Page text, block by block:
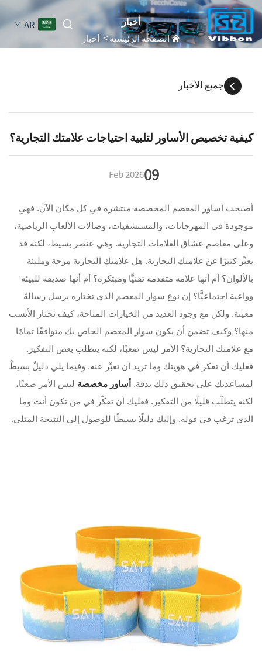
AR أخبار
الصفحة الرئيسية> أخبار
جميع الأخبار
كيفية تخصيص الأساور لتلبية احتياجات علامتك التجارية؟
09
Feb2026
أصبحت أساور المعصم المخصصة منتشرة في كل مكان الآن. فهي
موجودة في المهرجانات، والمستشفيات، وصالات الألعاب الرياضية،
وعلى معاصم عشاق العلامات التجارية. وهي عنصر بسيط، لكنه قد
يعبِّر كثيرًا عن علامتك التجارية. هل علامتك التجارية مرحة ومليئة
بالألوان؟ أم أنها علامة متقدمة تقنيًّا ومبتكرة؟ أم أنها صديقة للبيئة
وواعية اجتماعيًّا؟ إن نوع سوار المعصم الذي تختاره يرسل رسالةً
معينة. ولكن مع وجود العديد من الخيارات المتاحة، كيف تختار الأنسب
منها؟ وكيف تضمن أن يكون سوار المعصم الخاص بك متوافقًا تمامًا
مع علامتك التجارية؟ الأمر ليس صعبًا، لكنه يتطلب بعض التفكير.
فعليك أن تفكر في هويتك وما تريد أن تعبِّر عنه. وفيما يلي دليلٌ بسيطٌ
لمساعدتك على تحقيق ذلك بدقة. أساور مخصصة ليس الأمر صعبًا،
لكنه يتطلّب قليلًا من التفكير. فعليك أن تفكّر في من تكون أنت وما
الذي ترغب في قوله. وإليك دليلًا بسيطًا للوصول إلى النتيجة المثلى.